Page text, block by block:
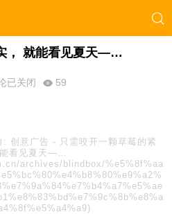
， 就能看见夏天—…
已关闭 59
: 创意广告 - 只需咬开一颗草莓的紧
看见夏天—…
archives/blindbox/%e5%8f%aa